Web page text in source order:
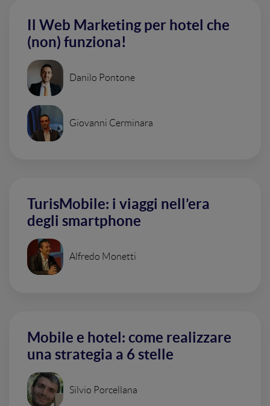
Il Web Marketing per hotel che
(non) funziona!
Danilo Pontone
Giovanni Cerminara
TurisMobile: i viaggi nell’era
degli smartphone
Alfredo Monetti
Mobile e hotel: come realizzare
una strategia a 6 stelle
Silvio Porcellana